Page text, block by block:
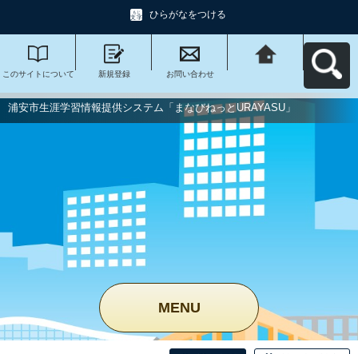
ひらがなをつける
このサイトについて 新規登録 お問い合わせ
びねっと
URAYASU」へ戻る
浦安市生涯学習情報提供システム「まなびねっとURAYASU」
MENU